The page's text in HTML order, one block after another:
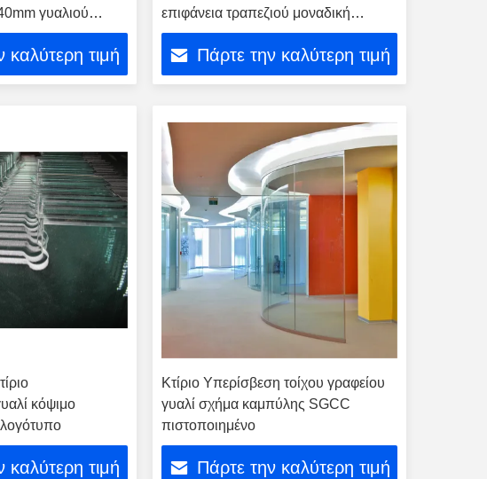
γυαλιού
καλύτερη τιμή
επιφάνεια τραπεζιού μοναδική
ακανόνιστες καμπυλωτές άκρες
επεξεργασία Εύκολη συντήρηση
Πάρτε την καλύτερη τιμή
κόψιμο
καλύτερη τιμή
Κτίριο Υπερίσβεση τοίχου γραφείου
γυαλί σχήμα καμπύλης SGCC
πιστοποιημένο
Πάρτε την καλύτερη τιμή